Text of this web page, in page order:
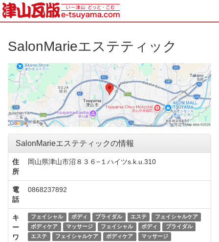
SalonMarieエステティック
SalonMarieエステティックの情報
住
所
岡山県津山市沼８３６−１ハイツs.k.u.310
電
話
0868237892
キ
ー
ワ
フェイシャル ボディ ブライダル エステ
フェイシャルケア
ボディケア
マッサージ フェイシャル ボディ
ブライダル
エステ
フェイシャルケア ボディケア マッサージ